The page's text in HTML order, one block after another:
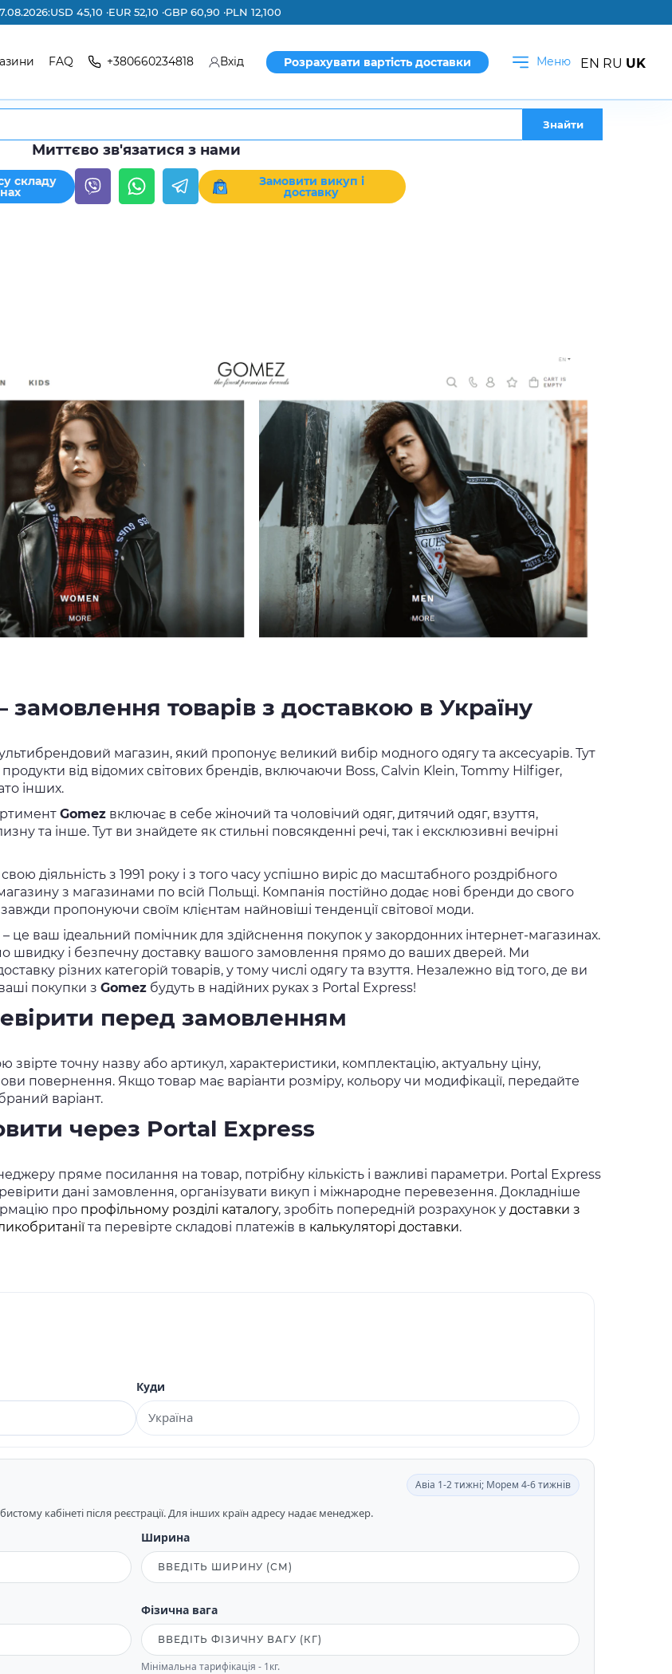
USD 45,10 ·EUR 52,10 ·GBP 60,90 ·PLN 12,100
FAQ +380660234818 Вхід Розрахувати вартість доставки Меню
Знайти
Миттєво зв'язатися з нами
складу Замовити викуп і
доставку
замовлення товарів з доставкою в Україну
магазин, який пропонує великий вибір модного одягу та аксесуарів. Тут
продукти від відомих світових брендів, включаючи Boss, Calvin Klein, Tommy Hilfiger,
інших.
Gomez включає в себе жіночий та чоловічий одяг, дитячий одяг, взуття,
та інше. Тут ви знайдете як стильні повсякденні речі, так і ексклюзивні вечірні
діяльність з 1991 року і з того часу успішно виріс до масштабного роздрібного
з магазинами по всій Польщі. Компанія постійно додає нові бренди до свого
пропонуючи своїм клієнтам найновіші тенденції світової моди.
це ваш ідеальний помічник для здійснення покупок у закордонних інтернет-магазинах.
швидку і безпечну доставку вашого замовлення прямо до ваших дверей. Ми
різних категорій товарів, у тому числі одягу та взуття. Незалежно від того, де ви
покупки з Gomez будуть в надійних руках з Portal Express!
перед замовленням
звірте точну назву або артикул, характеристики, комплектацію, актуальну ціну,
повернення. Якщо товар має варіанти розміру, кольору чи модифікації, передайте
варіант.
через Portal Express
пряме посилання на товар, потрібну кількість і важливі параметри. Portal Express
дані замовлення, організувати викуп і міжнародне перевезення. Докладніше
про профільному розділі каталогу, зробіть попередній розрахунок у доставки з
та перевірте складові платежів в калькуляторі доставки.
Куди
Авіа 1-2 тижні; Морем 4-6 тижнів
кабінеті після реєстрації. Для інших країн адресу надає менеджер.
Ширина
Фізична вага
Мінімальна тарифікація - 1кг.
EN RU UK